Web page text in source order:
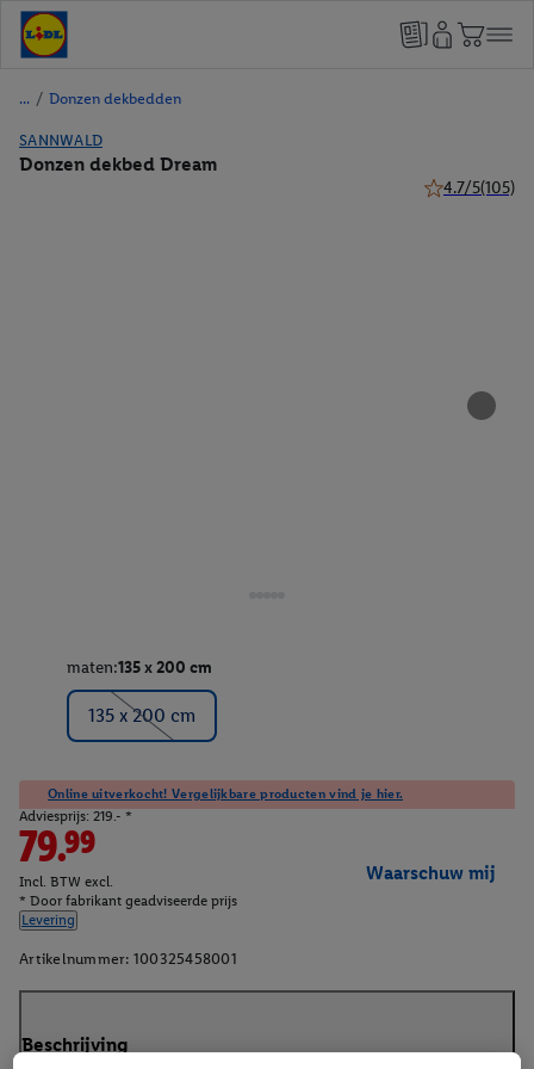
/ Donzen dekbedden
SANNWALD
Donzen dekbed Dream
4.7/5(105)
maten:135 x 200 cm
135 x 200 cm
Online uitverkocht! Vergelijkbare producten vind je hier.
Adviesprijs: 219.- *
79.99
Incl. BTW excl.
* Door fabrikant geadviseerde prijs
Levering
Waarschuw mij
Artikelnummer: 100325458001
Beschrijving